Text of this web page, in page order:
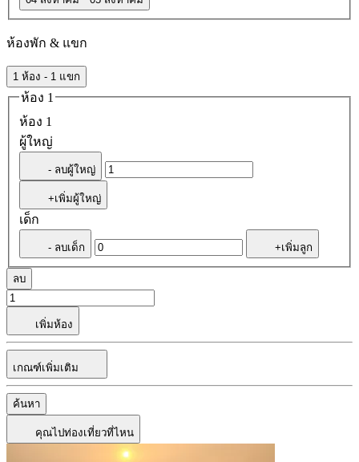
ห้องพัก & แขก
1 ห้อง - 1 แขก
ห้อง 1
ห้อง 1
ผู้ใหญ่
- ลบผู้ใหญ่
+เพิ่มผู้ใหญ่
เด็ก
- ลบเด็ก +เพิ่มลูก
ลบ
เพิ่มห้อง
เกณฑ์เพิ่มเติม
ค้นหา
คุณไปท่องเที่ยวที่ไหน